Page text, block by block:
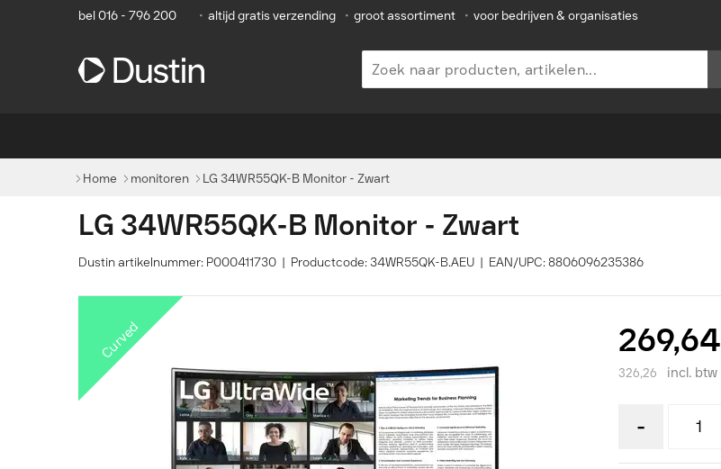
bel 016 - 796 200 • altijd gratis verzending • groot assortiment • voor bedrijven & organisaties
Home monitoren LG 34WR55QK-B Monitor - Zwart
LG 34WR55QK-B Monitor - Zwart
Dustin artikelnummer: P000411730 | Productcode: 34WR55QK-B.AEU | EAN/UPC: 8806096235386
Curved 269,64
326,26 incl. btw
-